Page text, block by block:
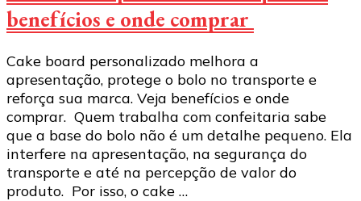
benefícios e onde comprar
Cake board personalizado melhora a
apresentação, protege o bolo no transporte e
reforça sua marca. Veja benefícios e onde
comprar. Quem trabalha com confeitaria sabe
que a base do bolo não é um detalhe pequeno. Ela
interfere na apresentação, na segurança do
transporte e até na percepção de valor do
produto. Por isso, o cake …